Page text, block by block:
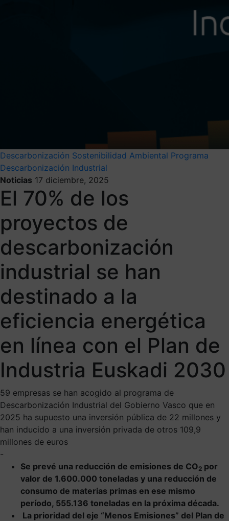
Descarbonización Sostenibilidad Ambiental Programa
Descarbonización Industrial
Noticias 17 diciembre, 2025
El 70% de los
proyectos de
descarbonización
industrial se han
destinado a la
eficiencia energética
en línea con el Plan de
Industria Euskadi 2030
59 empresas se han acogido al programa de
Descarbonización Industrial del Gobierno Vasco que en
2025 ha supuesto una inversión pública de 22 millones y
han inducido a una inversión privada de otros 109,9
millones de euros
-
Se prevé una reducción de emisiones de CO2 por
valor de 1.600.000 toneladas y una reducción de
consumo de materias primas en ese mismo
período, 555.136 toneladas en la próxima década.
La prioridad del eje “Menos Emisiones” del Plan de